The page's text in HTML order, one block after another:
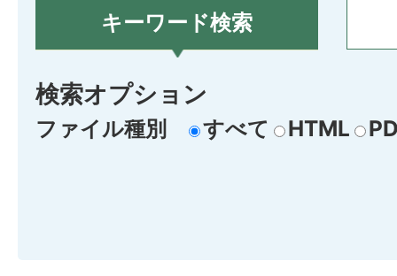
キーワード検索
検索オプション
ファイル種別 すべて HTML